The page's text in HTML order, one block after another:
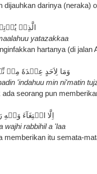
dijauhkan darinya (neraka)
الَّذِىۡ
yatazakkaa
hartanya (di
وَمَا لِاَحَدٍ عِنۡدَهٗ
'indahuu min ni'matin
ada seorang pun
اِلَّا ابۡتِغَآءَ
wajhi rabbihil a 'laa
memberikan itu semata-